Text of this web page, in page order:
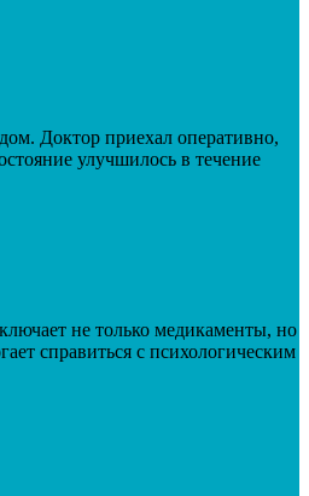
Доктор приехал оперативно,
улучшилось в течение
не только медикаменты, но
справиться с психологическим